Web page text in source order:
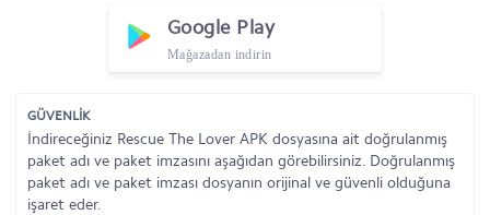
Google Play
Mağazadan indirin
GÜVENLİK
İndireceğiniz Rescue The Lover APK dosyasına ait doğrulanmış
paket adı ve paket imzasını aşağıdan görebilirsiniz. Doğrulanmış
paket adı ve paket imzası dosyanın orijinal ve güvenli olduğuna
işaret eder.